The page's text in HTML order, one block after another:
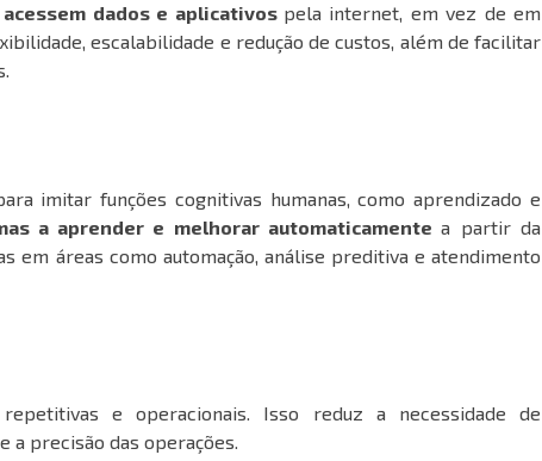
dados e aplicativos pela internet, em vez de em
escalabilidade e redução de custos, além de facilitar
imitar funções cognitivas humanas, como aprendizado e
a aprender e melhorar automaticamentea partir da
em áreas como automação, análise preditiva e atendimento
e operacionais. Isso reduz a necessidade de
a precisão das operações.